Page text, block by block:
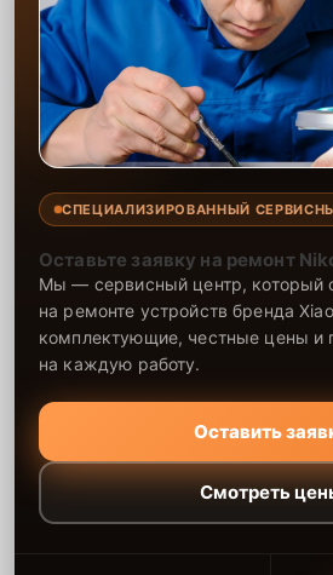
СПЕЦИАЛИЗИРОВАННЫЙ
Оставьте заявку на ремонт
Мы — сервисный центр, который
на ремонте устройств бренда
комплектующие, честные цены и
на каждую работу.
Оставить
Смотреть